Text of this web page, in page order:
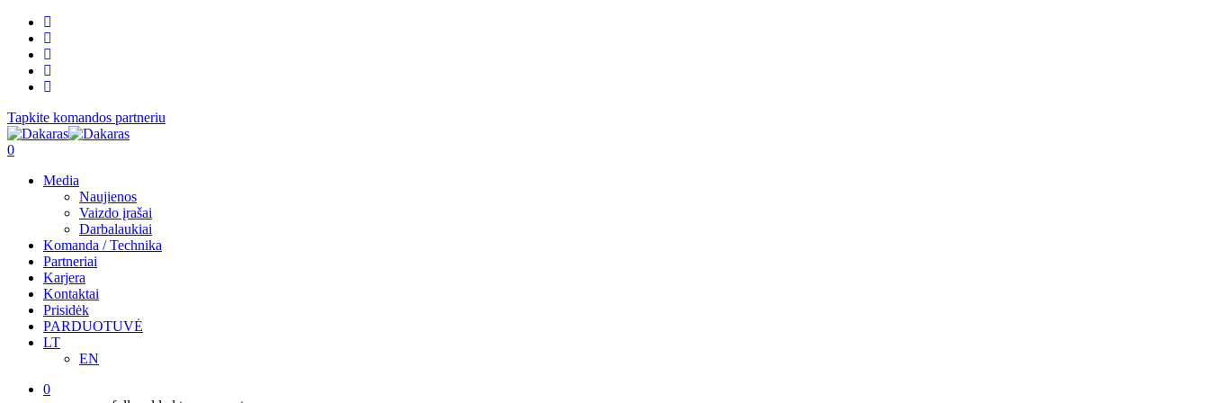
Tapkite komandos partneriu
0
Media
Naujienos
Vaizdo įrašai
Darbalaukiai
Komanda / Technika
Partneriai
Karjera
Kontaktai
Prisidėk
PARDUOTUVĖ
LT
EN
0